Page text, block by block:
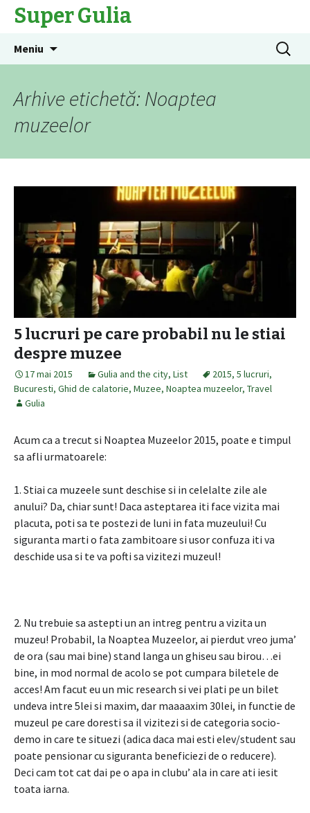
Super Gulia
Meniu
Caută
după:
Arhive etichetă: Noaptea
muzeelor
5 lucruri pe care probabil nu le stiai
despre muzee
17 mai 2015 Gulia and the city, List 2015, 5 lucruri,
Bucuresti, Ghid de calatorie, Muzee, Noaptea muzeelor, Travel
Gulia
Acum ca a trecut si Noaptea Muzeelor 2015, poate e timpul
sa afli urmatoarele:
1. Stiai ca muzeele sunt deschise si in celelalte zile ale
anului? Da, chiar sunt! Daca asteptarea iti face vizita mai
placuta, poti sa te postezi de luni in fata muzeului! Cu
siguranta marti o fata zambitoare si usor confuza iti va
deschide usa si te va pofti sa vizitezi muzeul!
2. Nu trebuie sa astepti un an intreg pentru a vizita un
muzeu! Probabil, la Noaptea Muzeelor, ai pierdut vreo juma’
de ora (sau mai bine) stand langa un ghiseu sau birou…ei
bine, in mod normal de acolo se pot cumpara biletele de
acces! Am facut eu un mic research si vei plati pe un bilet
undeva intre 5lei si maxim, dar maaaaxim 30lei, in functie de
muzeul pe care doresti sa il vizitezi si de categoria socio-
demo in care te situezi (adica daca mai esti elev/student sau
poate pensionar cu siguranta beneficiezi de o reducere).
Deci cam tot cat dai pe o apa in clubu’ ala in care ati iesit
toata iarna.